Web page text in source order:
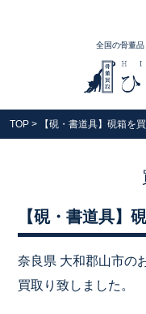
全国の骨董品
TOP > 【硯・書道具】硯箱を
【硯・書道具】
奈良県 大和郡山市の
買取り致しました。